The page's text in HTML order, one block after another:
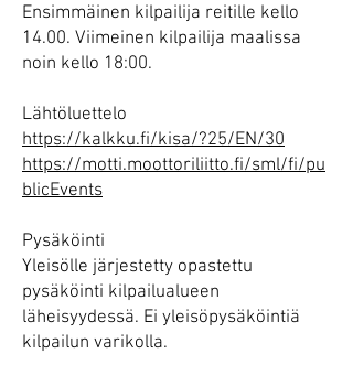
Ensimmäinen kilpailija reitille kello
14.00. Viimeinen kilpailija maalissa
noin kello 18:00.
Lähtöluettelo
https://kalkku.fi/kisa/?25/EN/30
https://motti.moottoriliitto.fi/sml/fi/pu
blicEvents
Pysäköinti
Yleisölle järjestetty opastettu
pysäköinti kilpailualueen
läheisyydessä. Ei yleisöpysäköintiä
kilpailun varikolla.